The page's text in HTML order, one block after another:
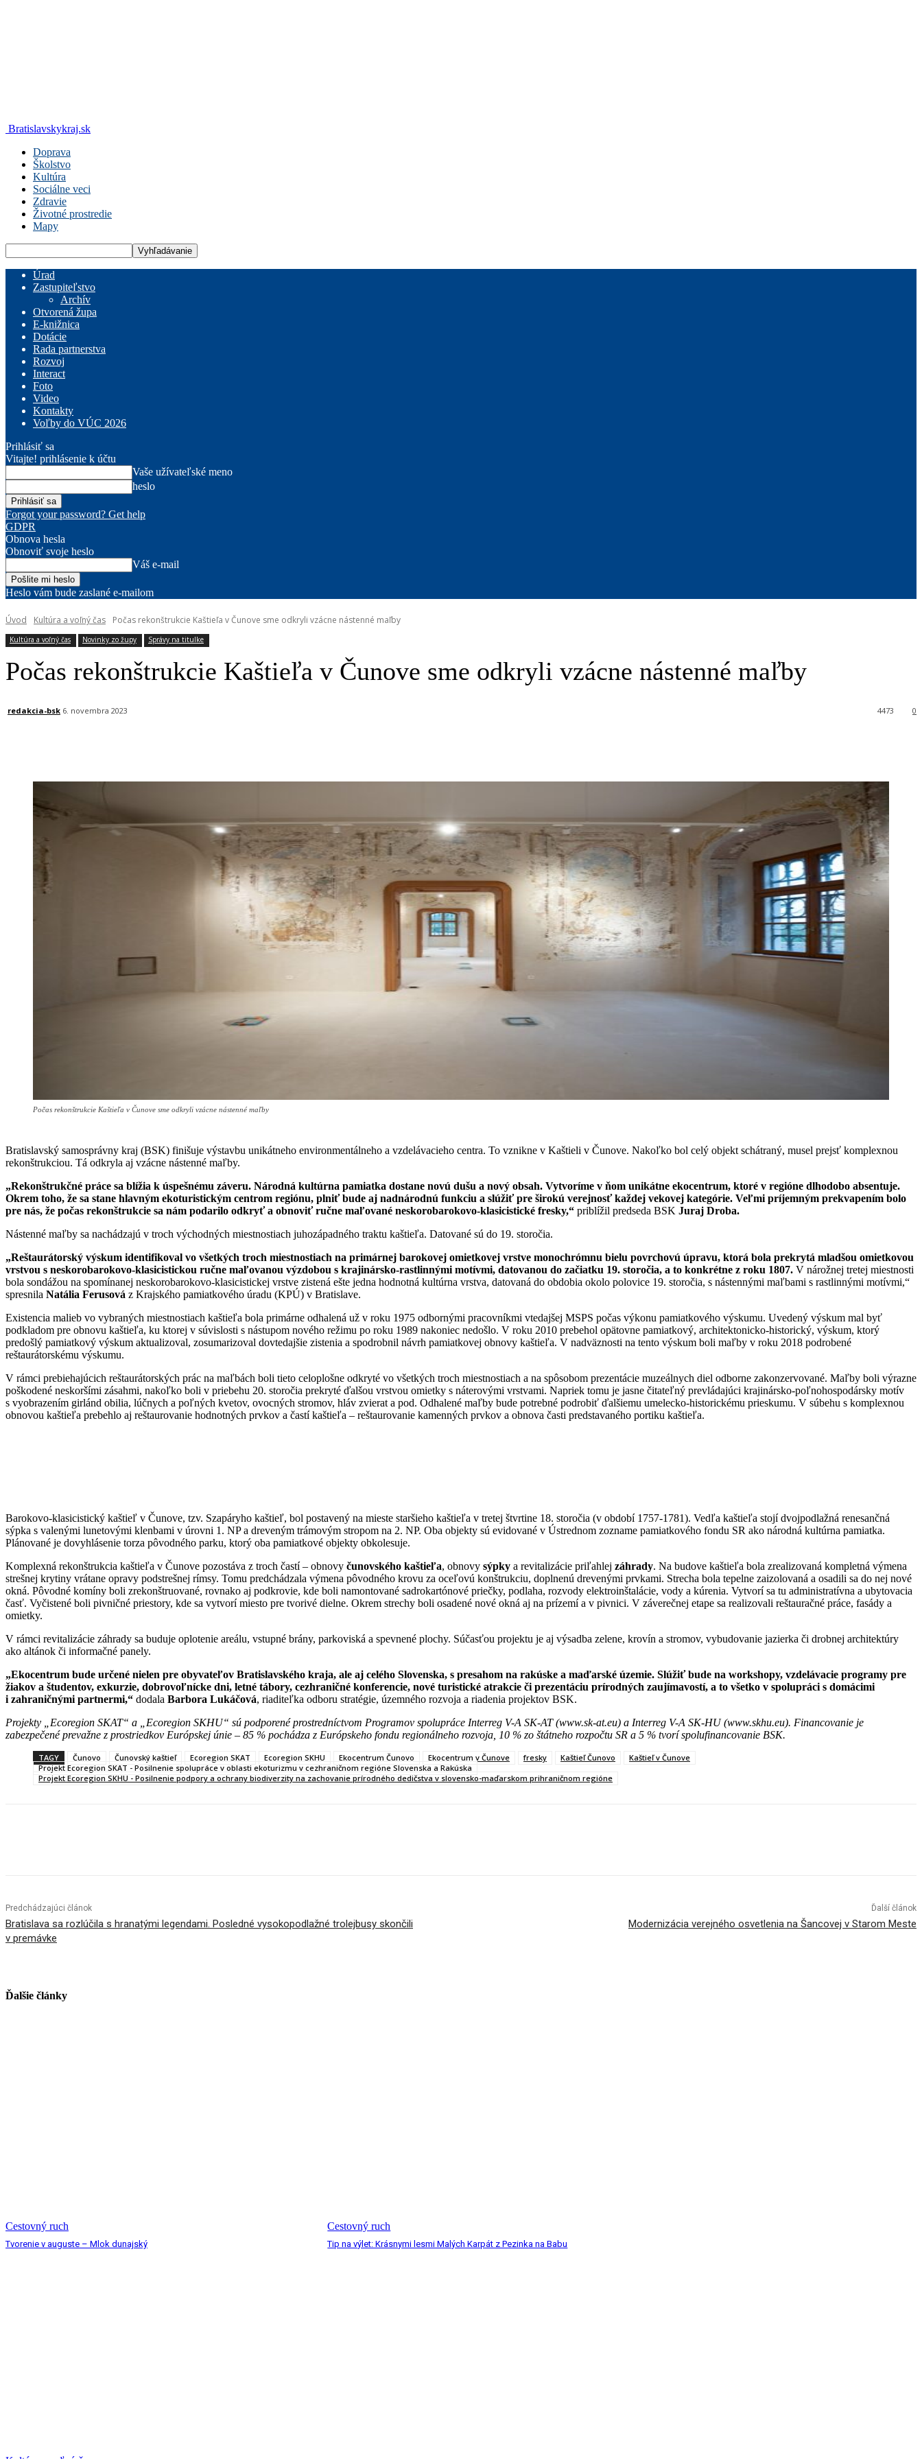
Bratislavskykraj.sk
Doprava
Školstvo
Kultúra
Sociálne veci
Zdravie
Životné prostredie
Mapy
Úrad
Zastupiteľstvo
Archív
Otvorená župa
E-knižnica
Dotácie
Rada partnerstva
Rozvoj
Interact
Foto
Video
Kontakty
Voľby do VÚC 2026
Prihlásiť sa
Vitajte! prihlásenie k účtu
Vaše užívateľské meno
heslo
Forgot your password? Get help
GDPR
Obnova hesla
Obnoviť svoje heslo
Váš e-mail
Heslo vám bude zaslané e-mailom
Úvod Kultúra a voľný čas Počas rekonštrukcie Kaštieľa v Čunove sme odkryli vzácne nástenné maľby
Kultúra a voľný čas Novinky zo župy Správy na titulke
Počas rekonštrukcie Kaštieľa v Čunove sme odkryli vzácne nástenné maľby
redakcia-bsk 6. novembra 2023 0
4473
Počas rekonštrukcie Kaštieľa v Čunove sme odkryli vzácne nástenné maľby
Bratislavský samosprávny kraj (BSK) finišuje výstavbu unikátneho environmentálneho a vzdelávacieho centra. To vznikne v Kaštieli v Čunove. Nakoľko bol celý objekt schátraný, musel prejsť komplexnou
rekonštrukciou. Tá odkryla aj vzácne nástenné maľby.
„Rekonštrukčné práce sa blížia k úspešnému záveru. Národná kultúrna pamiatka dostane novú dušu a nový obsah. Vytvoríme v ňom unikátne ekocentrum, ktoré v regióne dlhodobo absentuje.
Okrem toho, že sa stane hlavným ekoturistickým centrom regiónu, plniť bude aj nadnárodnú funkciu a slúžiť pre širokú verejnosť každej vekovej kategórie. Veľmi príjemným prekvapením bolo
pre nás, že počas rekonštrukcie sa nám podarilo odkryť a obnoviť ručne maľované neskorobarokovo-klasicistické fresky,“ priblížil predseda BSK Juraj Droba.
Nástenné maľby sa nachádzajú v troch východných miestnostiach juhozápadného traktu kaštieľa. Datované sú do 19. storočia.
„Reštaurátorský výskum identifikoval vo všetkých troch miestnostiach na primárnej barokovej omietkovej vrstve monochrómnu bielu povrchovú úpravu, ktorá bola prekrytá mladšou omietkovou
vrstvou s neskorobarokovo-klasicistickou ručne maľovanou výzdobou s krajinársko-rastlinnými motívmi, datovanou do začiatku 19. storočia, a to konkrétne z roku 1807. V nárožnej tretej miestnosti
bola sondážou na spomínanej neskorobarokovo-klasicistickej vrstve zistená ešte jedna hodnotná kultúrna vrstva, datovaná do obdobia okolo polovice 19. storočia, s nástennými maľbami s rastlinnými motívmi,“
spresnila Natália Ferusová z Krajského pamiatkového úradu (KPÚ) v Bratislave.
Existencia malieb vo vybraných miestnostiach kaštieľa bola primárne odhalená už v roku 1975 odbornými pracovníkmi vtedajšej MSPS počas výkonu pamiatkového výskumu. Uvedený výskum mal byť
podkladom pre obnovu kaštieľa, ku ktorej v súvislosti s nástupom nového režimu po roku 1989 nakoniec nedošlo. V roku 2010 prebehol opätovne pamiatkový, architektonicko-historický, výskum, ktorý
predošlý pamiatkový výskum aktualizoval, zosumarizoval dovtedajšie zistenia a spodrobnil návrh pamiatkovej obnovy kaštieľa. V nadväznosti na tento výskum boli maľby v roku 2018 podrobené
reštaurátorskému výskumu.
V rámci prebiehajúcich reštaurátorských prác na maľbách boli tieto celoplošne odkryté vo všetkých troch miestnostiach a na spôsobom prezentácie muzeálnych diel odborne zakonzervované. Maľby boli výrazne
poškodené neskoršími zásahmi, nakoľko boli v priebehu 20. storočia prekryté ďalšou vrstvou omietky s náterovými vrstvami. Napriek tomu je jasne čitateľný prevládajúci krajinársko-poľnohospodársky motív
s vyobrazením girlánd obilia, lúčnych a poľných kvetov, ovocných stromov, hláv zvierat a pod. Odhalené maľby bude potrebné podrobiť ďalšiemu umelecko-historickému prieskumu. V súbehu s komplexnou
obnovou kaštieľa prebehlo aj reštaurovanie hodnotných prvkov a častí kaštieľa – reštaurovanie kamenných prvkov a obnova časti predstavaného portiku kaštieľa.
Barokovo-klasicistický kaštieľ v Čunove, tzv. Szapáryho kaštieľ, bol postavený na mieste staršieho kaštieľa v tretej štvrtine 18. storočia (v období 1757-1781). Vedľa kaštieľa stojí dvojpodlažná renesančná
sýpka s valenými lunetovými klenbami v úrovni 1. NP a dreveným trámovým stropom na 2. NP. Oba objekty sú evidované v Ústrednom zozname pamiatkového fondu SR ako národná kultúrna pamiatka.
Plánované je dovyhlásenie torza pôvodného parku, ktorý oba pamiatkové objekty obkolesuje.
Komplexná rekonštrukcia kaštieľa v Čunove pozostáva z troch častí – obnovy čunovského kaštieľa, obnovy sýpky a revitalizácie priľahlej záhrady. Na budove kaštieľa bola zrealizovaná kompletná výmena
strešnej krytiny vrátane opravy podstrešnej rímsy. Tomu predchádzala výmena pôvodného krovu za oceľovú konštrukciu, doplnenú drevenými prvkami. Strecha bola tepelne zaizolovaná a osadili sa do nej nové
okná. Pôvodné komíny boli zrekonštruované, rovnako aj podkrovie, kde boli namontované sadrokartónové priečky, podlaha, rozvody elektroinštalácie, vody a kúrenia. Vytvorí sa tu administratívna a ubytovacia
časť. Vyčistené boli pivničné priestory, kde sa vytvorí miesto pre tvorivé dielne. Okrem strechy boli osadené nové okná aj na prízemí a v pivnici. V záverečnej etape sa realizovali reštauračné práce, fasády a
omietky.
V rámci revitalizácie záhrady sa buduje oplotenie areálu, vstupné brány, parkoviská a spevnené plochy. Súčasťou projektu je aj výsadba zelene, krovín a stromov, vybudovanie jazierka či drobnej architektúry
ako altánok či informačné panely.
„Ekocentrum bude určené nielen pre obyvateľov Bratislavského kraja, ale aj celého Slovenska, s presahom na rakúske a maďarské územie. Slúžiť bude na workshopy, vzdelávacie programy pre
žiakov a študentov, exkurzie, dobrovoľnícke dni, letné tábory, cezhraničné konferencie, nové turistické atrakcie či prezentáciu prírodných zaujímavostí, a to všetko v spolupráci s domácimi
i zahraničnými partnermi,“ dodala Barbora Lukáčová, riaditeľka odboru stratégie, územného rozvoja a riadenia projektov BSK.
Projekty „Ecoregion SKAT“ a „Ecoregion SKHU“ sú podporené prostredníctvom Programov spolupráce Interreg V-A SK-AT (www.sk-at.eu) a Interreg V-A SK-HU (www.skhu.eu). Financovanie je
zabezpečené prevažne z prostriedkov Európskej únie – 85 % pochádza z Európskeho fondu regionálneho rozvoja, 10 % zo štátneho rozpočtu SR a 5 % tvorí spolufinancovanie BSK.
TAGY Čunovo Čunovský kaštieľ Ecoregion SKAT Ecoregion SKHU Ekocentrum Čunovo Ekocentrum v Čunove fresky Kaštieľ Čunovo
Kaštieľ v Čunove
Projekt Ecoregion SKAT - Posilnenie spolupráce v oblasti ekoturizmu v cezhraničnom regióne Slovenska a Rakúska
Projekt Ecoregion SKHU - Posilnenie podpory a ochrany biodiverzity na zachovanie prírodného dedičstva v slovensko-maďarskom prihraničnom regióne
Predchádzajúci článok
Bratislava sa rozlúčila s hranatými legendami. Posledné vysokopodlažné trolejbusy skončili
v premávke
Ďalší článok
Modernizácia verejného osvetlenia na Šancovej v Starom Meste
Ďalšie články
Cestovný ruch
Tvorenie v auguste – Mlok dunajský
Cestovný ruch
Tip na výlet: Krásnymi lesmi Malých Karpát z Pezinka na Babu